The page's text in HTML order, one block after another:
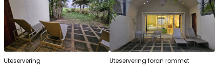
Uteservering Uteservering foran rommet